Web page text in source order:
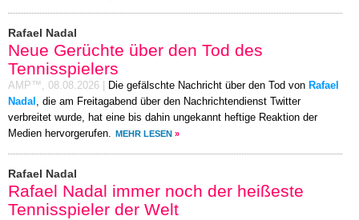
Rafael Nadal
Neue Gerüchte über den Tod des
Tennisspielers
AMP™, 08.08.2026 Die gefälschte Nachricht über den Tod von Rafael
Nadal , die am Freitagabend über den Nachrichtendienst Twitter
verbreitet wurde, hat eine bis dahin ungekannt heftige Reaktion der
Medien hervorgerufen.
MEHR LESEN »
Rafael Nadal
Rafael Nadal immer noch der heißeste
Tennisspieler der Welt